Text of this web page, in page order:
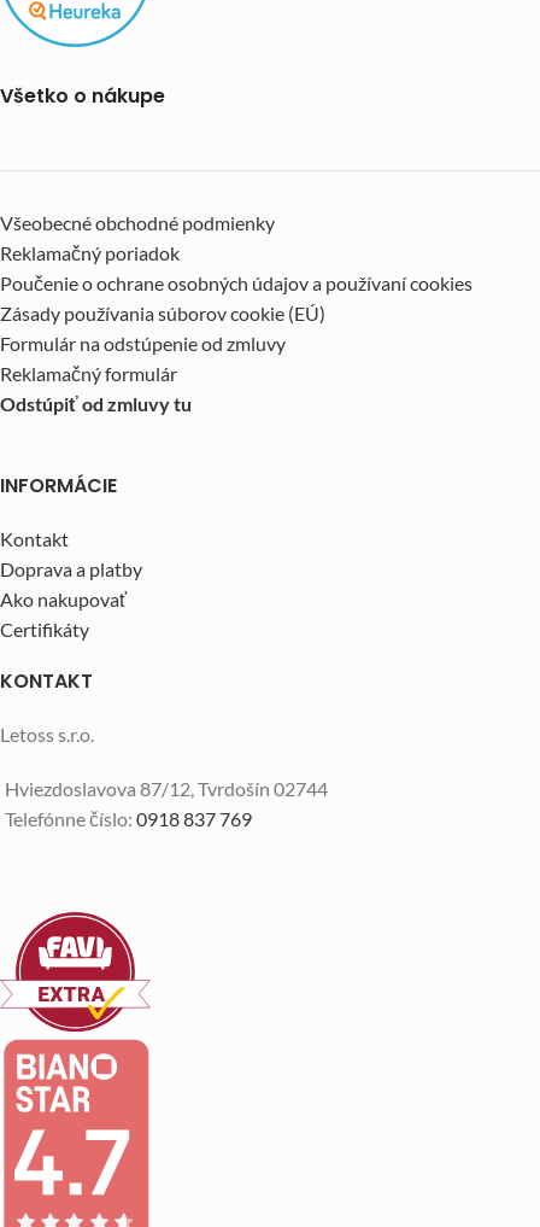
Všetko o nákupe
Všeobecné obchodné podmienky
Reklamačný poriadok
Poučenie o ochrane osobných údajov a používaní cookies
Zásady používania súborov cookie (EÚ)
Formulár na odstúpenie od zmluvy
Reklamačný formulár
Odstúpiť od zmluvy tu
INFORMÁCIE
Kontakt
Doprava a platby
Ako nakupovať
Certifikáty
KONTAKT
Letoss s.r.o.
Hviezdoslavova 87/12, Tvrdošín 02744
Telefónne číslo: 0918 837 769